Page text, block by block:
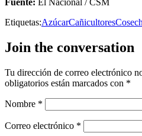
Etiquetas:AzúcarCañicultores
Join the conversation
Tu dirección de correo electrónico
obligatorios están marcados con *
Nombre *
Correo electrónico *